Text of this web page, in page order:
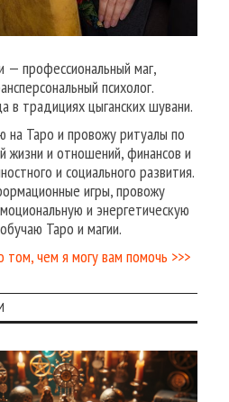
ПСИХОЛОГИЯ РАЗВИТИЯ
11 июля, 2016
19 навыков жизни со вкусом
— профессиональный маг,
психолог.
в традициях цыганских шувани.
на Таро и провожу ритуалы по
жизни и отношений, финансов и
и социального развития.
игры, провожу
и энергетическую
Таро и магии.
чем я могу вам помочь >>>